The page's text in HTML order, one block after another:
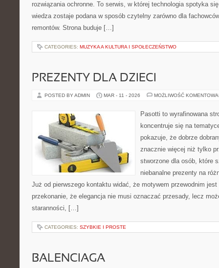
rozwiązania ochronne. To serwis, w której technologia spotyka
wiedza zostaje podana w sposób czytelny zarówno dla
remontów. Strona buduje […]
CATEGORIES: MUZYKA A KULTURA I SPOŁECZEŃSTWO
PREZENTY DLA DZIECI
POSTED BY ADMIN MAR - 11 - 2026 MOŻLIWOŚĆ
Pasotti to wyrafinowana
koncentruje się na
pokazuje, że dobrze
znacznie więcej niż tylko
stworzone dla osób, które
niebanalne prezenty na
Już od pierwszego kontaktu widać, że motywem przewodnim
przekonanie, że elegancja nie musi oznaczać przesady, lecz
staranności, […]
CATEGORIES: SZYBKIE I PROSTE
BALENCIAGA